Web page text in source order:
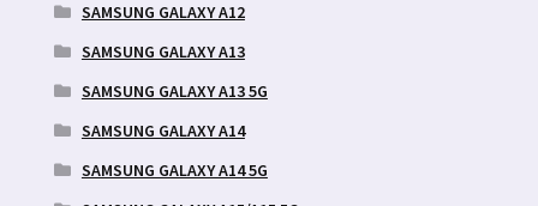
SAMSUNG GALAXY A12
SAMSUNG GALAXY A13
SAMSUNG GALAXY A13 5G
SAMSUNG GALAXY A14
SAMSUNG GALAXY A14 5G